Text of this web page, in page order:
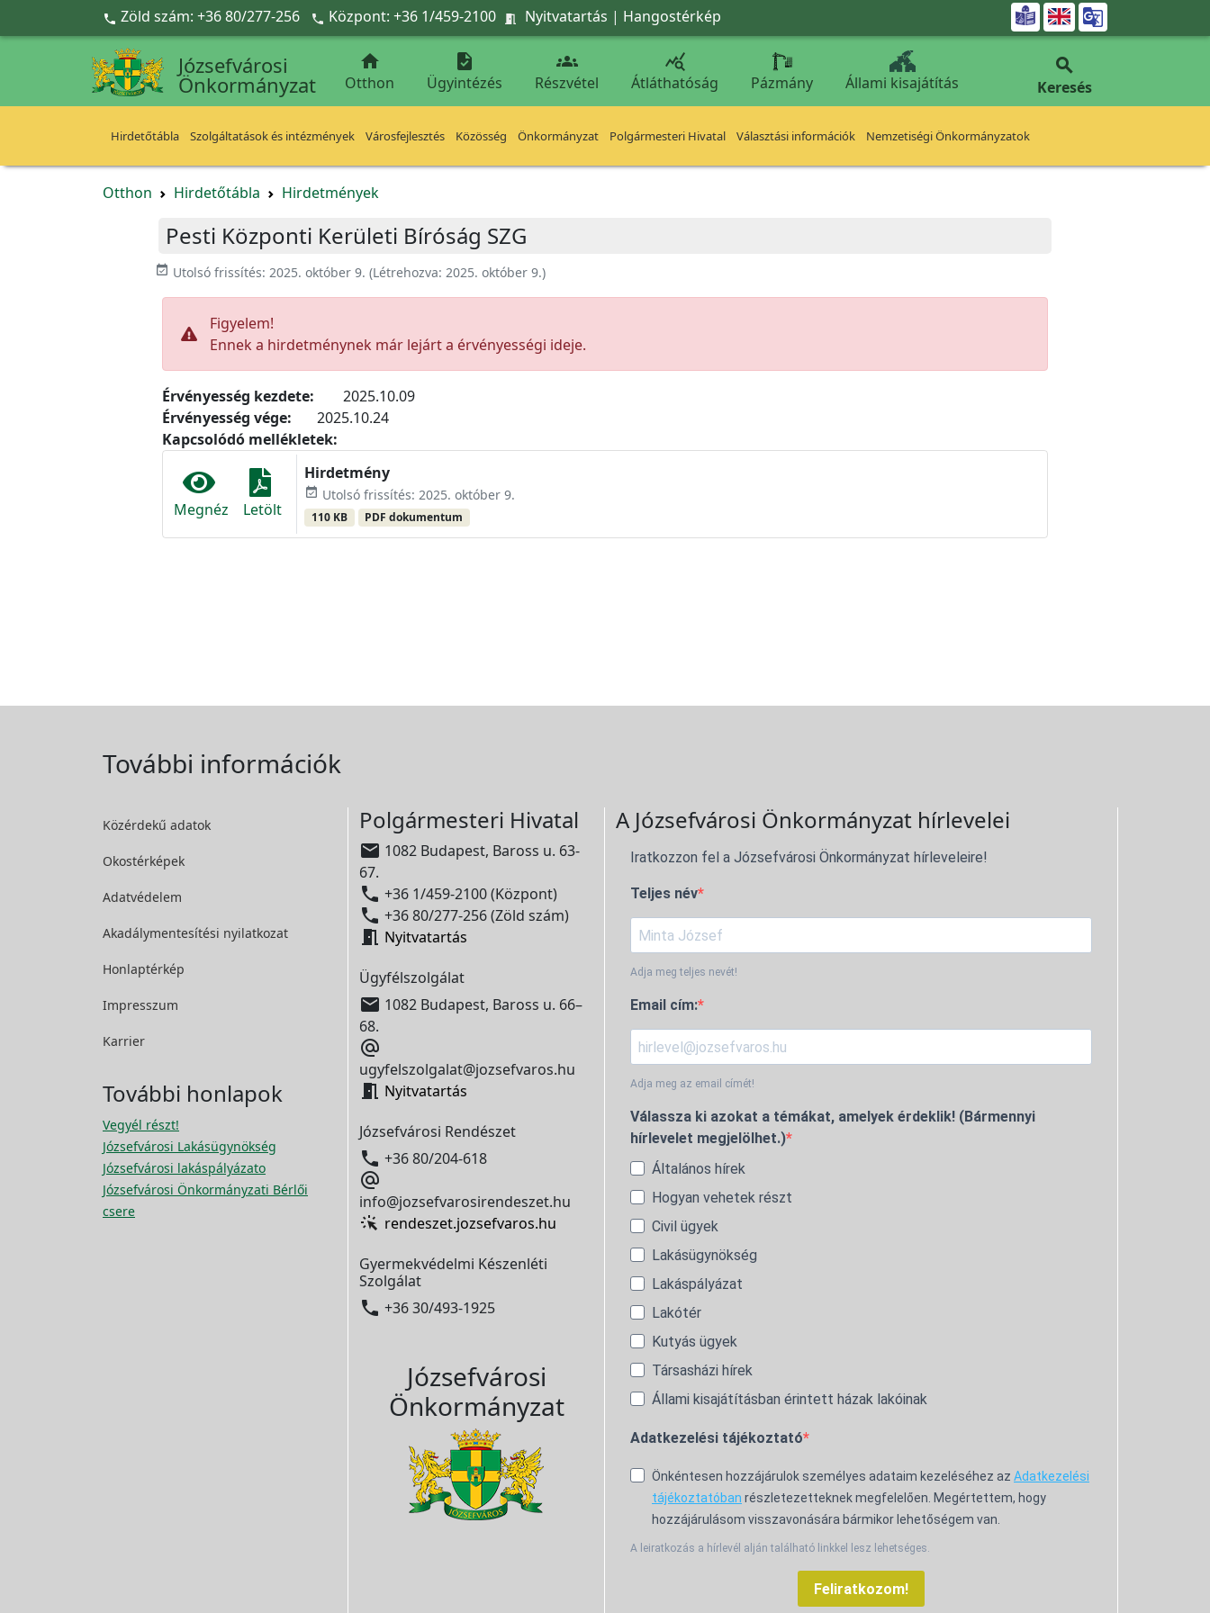
Ugrás a fő tartalomra
 Zöld szám: +36 80/277-256  Központ: +36 1/459-2100  Nyitvatartás | Hangostérkép 
Józsefvárosi
Önkormányzat

Otthon

Ügyintézés

Részvétel

Átláthatóság Pázmány Állami kisajátítás

Keresés
Hirdetőtábla Szolgáltatások és intézmények Városfejlesztés Közösség Önkormányzat Polgármesteri Hivatal Választási információk Nemzetiségi Önkormányzatok
Otthon Hirdetőtábla Hirdetmények
Pesti Központi Kerületi Bíróság SZG
event_available Utolsó frissítés: 2025. október 9. (Létrehozva: 2025. október 9.)
Figyelem!
Ennek a hirdetménynek már lejárt a érvényességi ideje.
Érvényesség kezdete:
2025.10.09
Érvényesség vége:
2025.10.24
Kapcsolódó mellékletek:
Megnéz Letölt
Hirdetmény
event_available Utolsó frissítés: 2025. október 9.
110 KB PDF dokumentum
További információk
Közérdekű adatok
Okostérképek
Adatvédelem
Akadálymentesítési nyilatkozat
Honlaptérkép
Impresszum
Karrier
További honlapok
Vegyél részt!
Józsefvárosi Lakásügynökség
Józsefvárosi lakáspályázato
Józsefvárosi Önkormányzati Bérlői
csere
Polgármesteri Hivatal
 1082 Budapest, Baross u. 63-
67.
 +36 1/459-2100 (Központ)
 +36 80/277-256 (Zöld szám)
 Nyitvatartás
Ügyfélszolgálat
 1082 Budapest, Baross u. 66–
68.

ugyfelszolgalat@jozsefvaros.hu
 Nyitvatartás
Józsefvárosi Rendészet
 +36 80/204-618

info@jozsefvarosirendeszet.hu
rendeszet.jozsefvaros.hu
Gyermekvédelmi Készenléti
Szolgálat
 +36 30/493-1925
Józsefvárosi
Önkormányzat
A Józsefvárosi Önkormányzat hírlevelei
Iratkozzon fel a Józsefvárosi Önkormányzat hírleveleire!
Teljes név
Adja meg teljes nevét!
Email cím:
Adja meg az email címét!
Válassza ki azokat a témákat, amelyek érdeklik! (Bármennyi
hírlevelet megjelölhet.)
Általános hírek
Hogyan vehetek részt
Civil ügyek
Lakásügynökség
Lakáspályázat
Lakótér
Kutyás ügyek
Társasházi hírek
Állami kisajátításban érintett házak lakóinak
Adatkezelési tájékoztató
Önkéntesen hozzájárulok személyes adataim kezeléséhez az Adatkezelési
tájékoztatóban részletezetteknek megfelelően. Megértettem, hogy
hozzájárulásom visszavonására bármikor lehetőségem van.
A leiratkozás a hírlevél alján található linkkel lesz lehetséges.
Feliratkozom!